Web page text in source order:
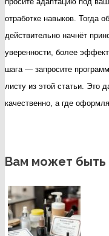
отработке навыков. Тогда
действительно начнёт
уверенности, более
шага — запросите
листу из этой статьи. Это
качественно, а где
Вам может быть